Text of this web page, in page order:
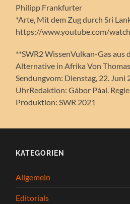
Philipp Frankfurter
*Arte, Mit dem Zug durch Sri
https://www.youtube.com/
**SWR2 WissenVulkan-Gas aus
Alternative in Afrika Von
Sendungvom: Dienstag, 22. Juni
UhrRedaktion: Gábor Páal.
Produktion: SWR 2021
KATEGORIEN
Allgemein
Editorials